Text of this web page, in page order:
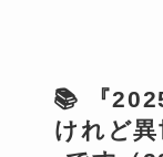
📚 『
けれど